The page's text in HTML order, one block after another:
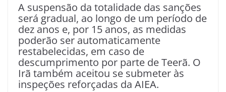
A suspensão da totalidade das sanções
será gradual, ao longo de um período de
dez anos e, por 15 anos, as medidas
poderão ser automaticamente
restabelecidas, em caso de
descumprimento por parte de Teerã. O
Irã também aceitou se submeter às
inspeções reforçadas da AIEA.